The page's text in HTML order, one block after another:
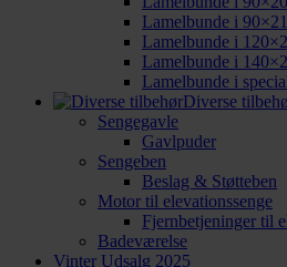
Lamelbunde i
Lamelbunde i
Lamelbunde i
Lamelbunde i
Diverse
Sengegavle
Gavlpuder
Sengeben
Beslag & Støtteben
Motor til elevationssenge
Fjernbetjeninger til
Badeværelse
Vinter Udsalg 2025